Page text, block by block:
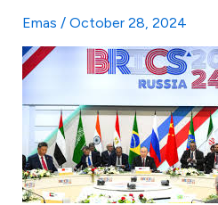
Emas / October 28, 2024